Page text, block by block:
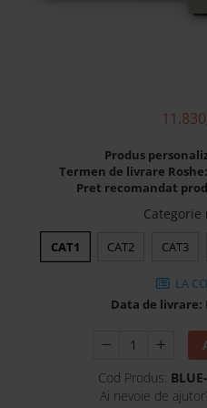
Bancheta Dining
Fotolii si Demifotolii
Scaune Dining
Scaune Bar
Banchete Dormitor
Produs
Termen de livrare Roshe:
Pret recomandat
Categorie
CAT1 CAT2 CAT3
LA
Data de livrare:
Cod Produs:
Ai nevoie de